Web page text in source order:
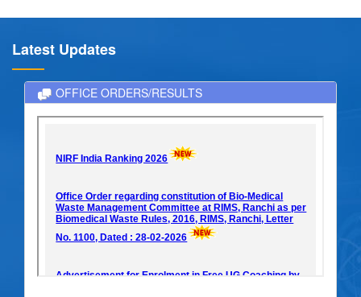
Latest Updates
OFFICE ORDERS/RESULTS